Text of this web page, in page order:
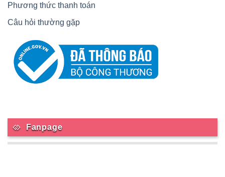
Phương thức thanh toán
Câu hỏi thường gặp
Fanpage